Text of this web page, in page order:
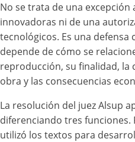
No se trata de una
innovadoras ni de una
tecnológicos. Es una
depende de cómo se
reproducción, su finalidad, la
obra y las consecuencias
La resolución del juez Alsup
diferenciando tres
utilizó los textos para